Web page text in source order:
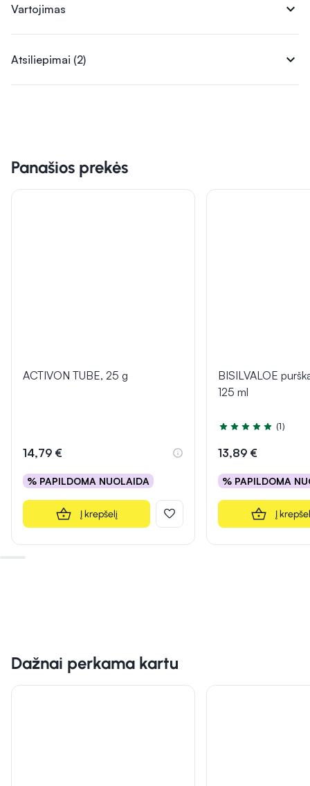
Vartojimas expand_more
Atsiliepimai (2) expand_more
Panašios prekės
ACTIVON TUBE, 25 g
14,79 €
% PAPILDOMA NUOLAIDA
Į krepšelį
BISILVALOE
125 ml
Įvertinimas 5.0 iš 5
(1)
13,89 €
% PAPILDOMA
Į
Dažnai perkama kartu